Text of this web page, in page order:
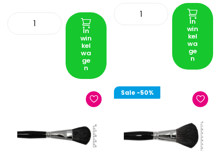
In
win
kel
wa
ge
n
In
win
kel
wa
ge
n
Sale -50%